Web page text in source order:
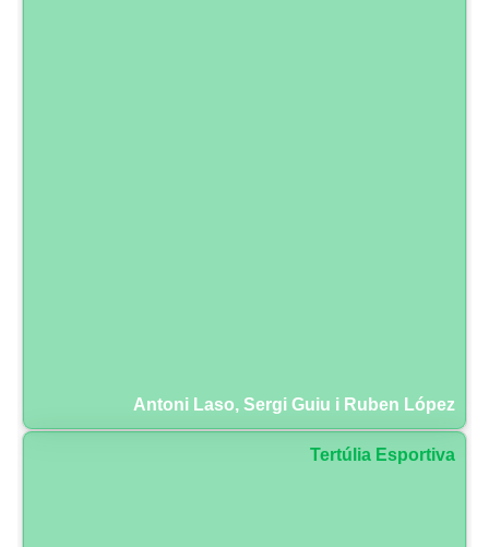
Antoni Laso, Sergi Guiu i Ruben López
Tertúlia Esportiva